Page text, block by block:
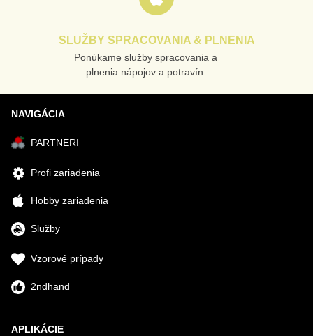
SLUŽBY SPRACOVANIA & PLNENIA
Ponúkame služby spracovania a
plnenia nápojov a potravín.
NAVIGÁCIA
PARTNERI
Profi zariadenia
Hobby zariadenia
Služby
Vzorové prípady
2ndhand
APLIKÁCIE